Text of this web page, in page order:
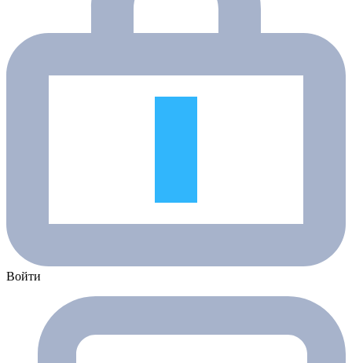
Войти